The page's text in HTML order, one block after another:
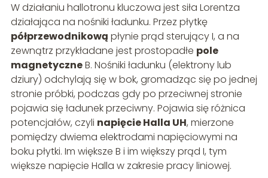
W działaniu hallotronu kluczowa jest siła Lorentza
działająca na nośniki ładunku. Przez płytkę
półprzewodnikową płynie prąd sterujący I, a na
zewnątrz przykładane jest prostopadłe pole
magnetyczneB. Nośniki ładunku (elektrony lub
dziury) odchylają się w bok, gromadząc się po jednej
stronie próbki, podczas gdy po przeciwnej stronie
pojawia się ładunek przeciwny. Pojawia się różnica
potencjałów, czyli napięcie Halla UH, mierzone
pomiędzy dwiema elektrodami napięciowymi na
boku płytki. Im większe B i im większy prąd I, tym
większe napięcie Halla w zakresie pracy liniowej.